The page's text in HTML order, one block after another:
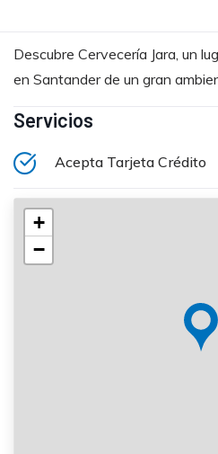
Descubre Cervecería Jara, un
en Santander de un gran
Servicios
Acepta Tarjeta Crédito
+
−